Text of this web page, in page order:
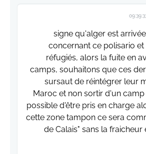
signe qu'alger est
concernant ce polisario
réfugiés, alors la fuite en
camps, souhaitons que ces
sursaut de réintégrer leur
Maroc et non sortir d'un
possible d'être pris en charge
cette zone tampon ce sera
de Calais" sans la